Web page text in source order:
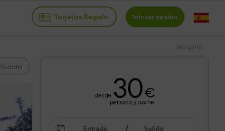
Tarjetas Regalo Iniciar sesión
Margarito
Guardar
desde 30€
persona y noche